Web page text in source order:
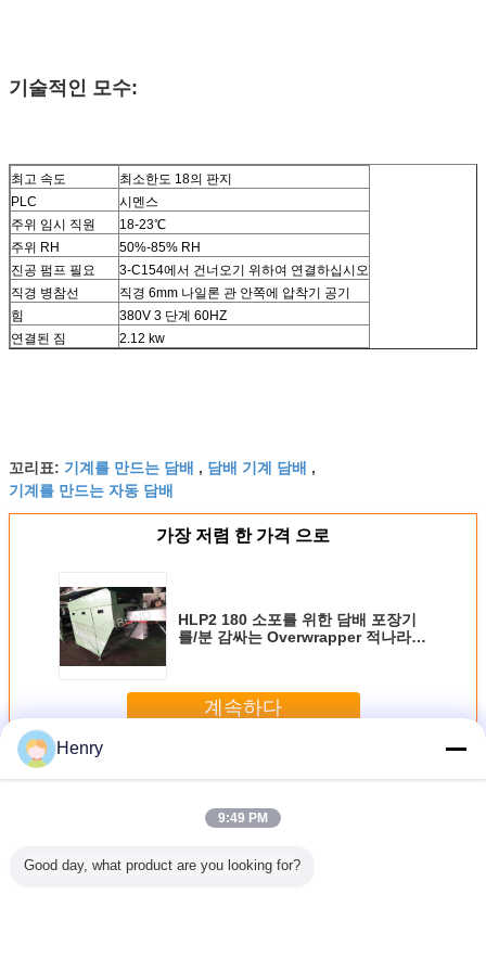
기술적인 모수:
최고 속도
최소한도 18의 판지
PLC
시멘스
주위 임시 직원
18-23℃
주위 RH
50%-85% RH
진공 펌프 필요
3-C154에서 건너오기 위하여 연결하십시오
직경 병참선
직경 6mm 나일론 관 안쪽에 압착기 공기
힘
380V 3 단계 60HZ
연결된 짐
2.12 kw
꼬리표: 기계를 만드는 담배 , 담배 기계 담배 ,
기계를 만드는 자동 담배
가장 저렴 한 가격 으로
HLP2 180 소포를 위한 담배 포장기
를/분 감싸는 Overwrapper 적나라한
계속하다
더 많은 것
Henry
9:49 PM
Good day, what product are you looking for?